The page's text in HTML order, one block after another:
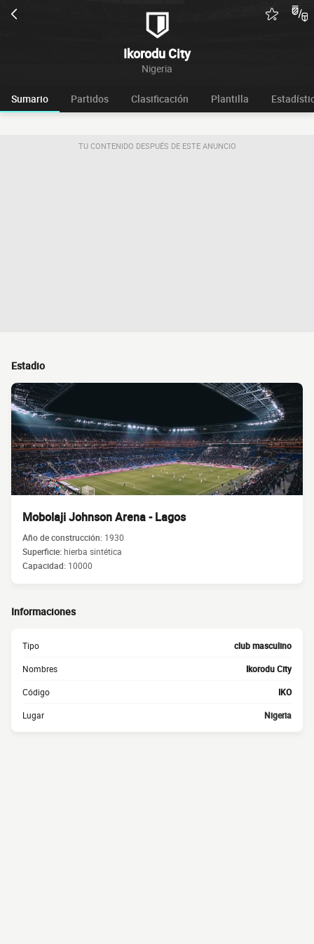
Ikorodu City
Nigeria
Sumario Partidos Clasificación Plantilla
TU CONTENIDO DESPUÉS DE ESTE ANUNCIO
Estadio
Mobolaji Johnson Arena - Lagos
Año de construcción: 1930
Superficie:hierba sintética
Capacidad: 10000
Informaciones
Tipo club masculino
Nombres Ikorodu City
Código IKO
Lugar Nigeria